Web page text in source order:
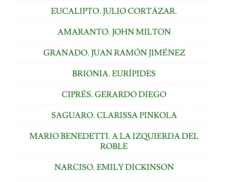
EUCALIPTO. JULIO CORTÁZAR.
AMARANTO. JOHN MILTON
GRANADO. JUAN RAMÓN JIMÉNEZ
BRIONIA. EURÍPIDES
CIPRÉS. GERARDO DIEGO
SAGUARO. CLARISSA PINKOLA
MARIO BENEDETTI. A LA IZQUIERDA DEL
ROBLE
NARCISO. EMILY DICKINSON